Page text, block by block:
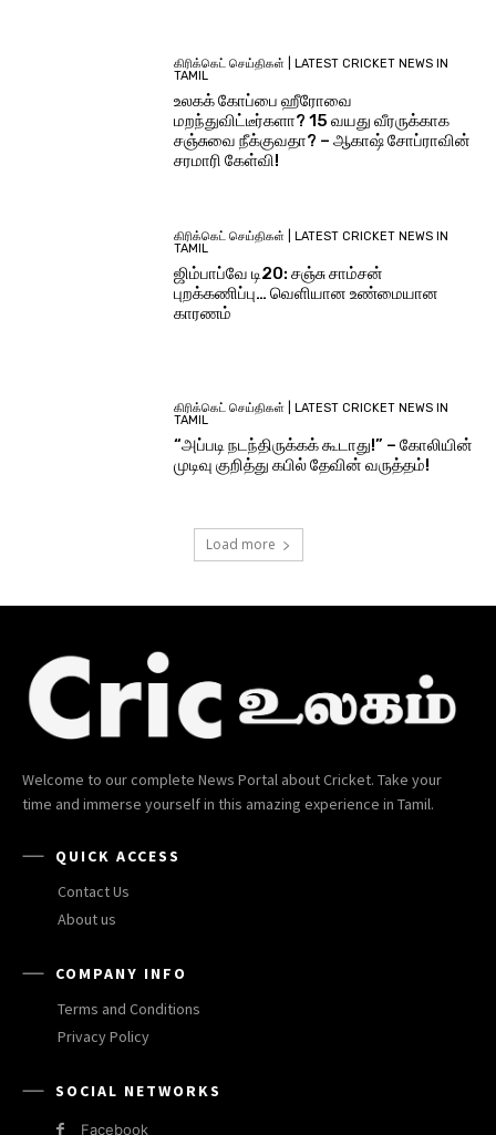
கிரிக்கெட் செய்திகள் | LATEST CRICKET NEWS IN
TAMIL
உலகக் கோப்பை ஹீரோவை
மறந்துவிட்டீர்களா? 15 வயது வீரருக்காக
சஞ்சுவை நீக்குவதா? – ஆகாஷ் சோப்ராவின்
சரமாரி கேள்வி!
கிரிக்கெட் செய்திகள் | LATEST CRICKET NEWS IN
TAMIL
ஜிம்பாப்வே டி20: சஞ்சு சாம்சன்
புறக்கணிப்பு… வெளியான உண்மையான
காரணம்
கிரிக்கெட் செய்திகள் | LATEST CRICKET NEWS IN
TAMIL
“அப்படி நடந்திருக்கக் கூடாது!” – கோலியின்
முடிவு குறித்து கபில் தேவின் வருத்தம்!
Load more
Welcome to our complete News Portal about Cricket. Take your
time and immerse yourself in this amazing experience in Tamil.
QUICK ACCESS
Contact Us
About us
COMPANY INFO
Terms and Conditions
Privacy Policy
SOCIAL NETWORKS
Facebook